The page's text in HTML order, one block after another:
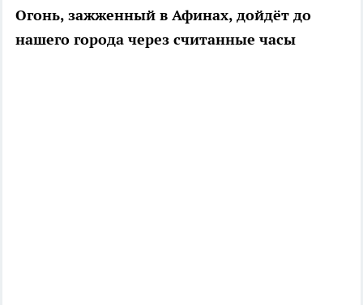
Огонь, зажженный в Афинах, дойдёт до
нашего города через считанные часы